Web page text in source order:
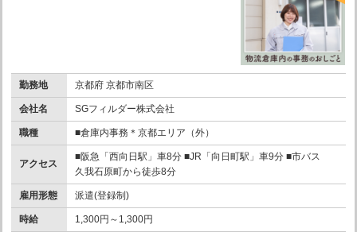
勤務地 京都府 京都市南区
会社名 SGフィルダー株式会社
職種 ■倉庫内事務＊京都エリア（外）
アクセス
■阪急「西向日駅」車8分 ■JR「向日町駅」車9分 ■市バス
久我石原町から徒歩8分
雇用形態 派遣(登録制)
時給 1,300円～1,300円